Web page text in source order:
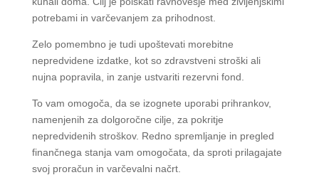
potrebami in varčevanjem za prihodnost.
Zelo pomembno je tudi upoštevati morebitne
nepredvidene izdatke, kot so zdravstveni stroški ali
nujna popravila, in zanje ustvariti rezervni fond.
To vam omogoča, da se izognete uporabi prihrankov,
namenjenih za dolgoročne cilje, za pokritje
nepredvidenih stroškov. Redno spremljanje in pregled
finančnega stanja vam omogočata, da sproti prilagajate
svoj proračun in varčevalni načrt.